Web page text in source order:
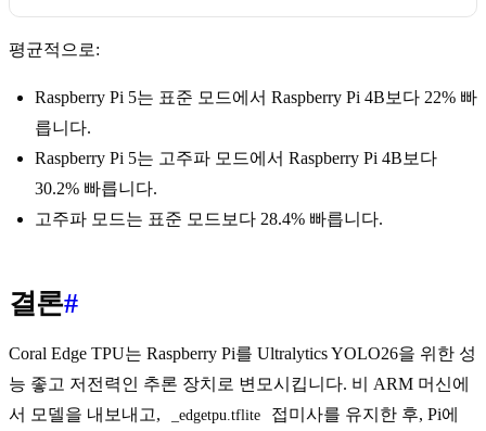
평균적으로:
Raspberry Pi 5는 표준 모드에서 Raspberry Pi 4B보다 22% 빠
릅니다.
Raspberry Pi 5는 고주파 모드에서 Raspberry Pi 4B보다
30.2% 빠릅니다.
고주파 모드는 표준 모드보다 28.4% 빠릅니다.
결론#
Coral Edge TPU는 Raspberry Pi를 Ultralytics YOLO26을 위한 성
능 좋고 저전력인 추론 장치로 변모시킵니다. 비 ARM 머신에
서 모델을 내보내고,
_edgetpu.tflite
접미사를 유지한 후, Pi에